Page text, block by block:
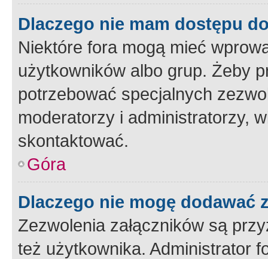
Dlaczego nie mam dostępu
Niektóre fora mogą mieć
użytkowników albo grup. Żeby
potrzebować specjalnych
moderatorzy i administratorzy,
skontaktować.
Góra
Dlaczego nie mogę dodawać
Zezwolenia załączników są
też użytkownika. Administrator